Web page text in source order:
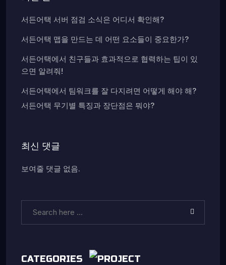
서든어택 서버 점검 소식은 어디서 확인해?
서든어택 맵을 만드는 데 어떤 요소들이 중요한가?
서든어택에서 친구들과 효과적으로 협력하는 팁이 있
으면 알려줘!
서든어택에서 팀워크를 잘 다지려면 어떻게 해야 해?
서든어택 무기별 특징과 장단점은 뭐야?
최신 댓글
보여줄 댓글 없음.
CATEGORIES